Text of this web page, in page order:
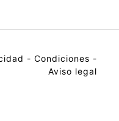
- Condiciones -
Aviso legal